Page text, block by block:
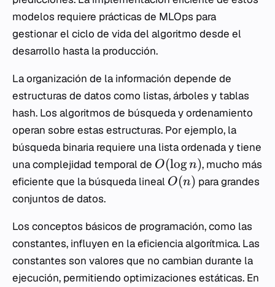
modelos requiere prácticas de MLOps para
gestionar el ciclo de vida del algoritmo desde el
desarrollo hasta la producción.
La organización de la información depende de
estructuras de datos como listas, árboles y tablas
hash. Los algoritmos de búsqueda y ordenamiento
operan sobre estas estructuras. Por ejemplo, la
búsqueda binaria requiere una lista ordenada y tiene
una complejidad temporal de O(logn), mucho más
eficiente que la búsqueda lineal O(n) para grandes
conjuntos de datos.
Los conceptos básicos de programación, como las
constantes, influyen en la eficiencia algorítmica. Las
constantes son valores que no cambian durante la
ejecución, permitiendo optimizaciones estáticas. En